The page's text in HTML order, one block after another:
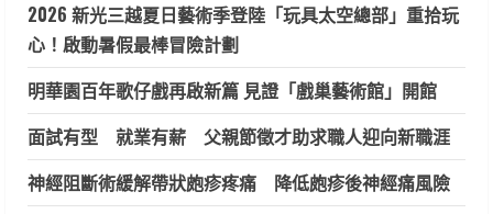
2026 新光三越夏日藝術季登陸「玩具太空總部」重拾玩
心！啟動暑假最棒冒險計劃
明華園百年歌仔戲再啟新篇 見證「戲巢藝術館」開館
面試有型 就業有薪 父親節徵才助求職人迎向新職涯
神經阻斷術緩解帶狀皰疹疼痛 降低皰疹後神經痛風險